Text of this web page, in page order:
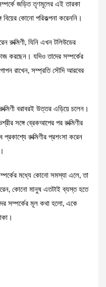
জড়িত তৃণমূলের এই তারকা
কোনো পরিকল্পনা করেননি।
রুক্মিণী, যিনি এখন টলিউডের
করছেন। যদিও তাদের সম্পর্কের
রাখেন, সম্প্রতি সৌদি আরবের
বরাবরই উত্তর এড়িয়ে চলেন।
সঙ্গে ব্রেকআপের পর রুক্মিণীর
প্রকাশ্যে রুক্মিণীর প্রশংসা করেন
মধ্যে কোনো সমস্যা এলে, তা
কোনো মানুষ এতটাই ব্যস্ত হতে
সম্পর্কের মূল কথা হলো, একে